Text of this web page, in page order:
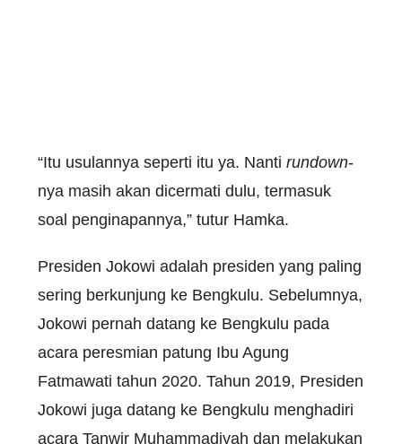
“Itu usulannya seperti itu ya. Nanti rundown-
nya masih akan dicermati dulu, termasuk
soal penginapannya,” tutur Hamka.
Presiden Jokowi adalah presiden yang paling
sering berkunjung ke Bengkulu. Sebelumnya,
Jokowi pernah datang ke Bengkulu pada
acara peresmian patung Ibu Agung
Fatmawati tahun 2020. Tahun 2019, Presiden
Jokowi juga datang ke Bengkulu menghadiri
acara Tanwir Muhammadiyah dan melakukan